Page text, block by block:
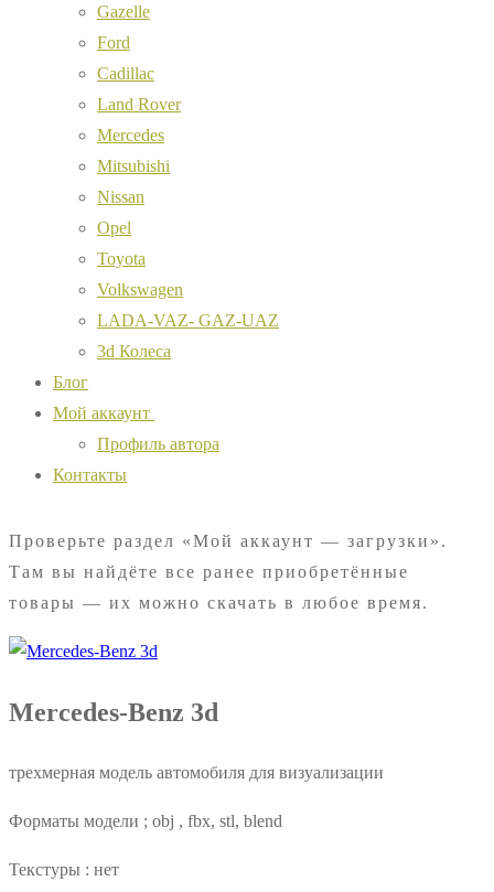
Gazelle
Ford
Cadillac
Land Rover
Mercedes
Mitsubishi
Nissan
Opel
Toyota
Volkswagen
LADA-VAZ- GAZ-UAZ
3d Колеса
Блог
Мой аккаунт
Профиль автора
Контакты
Проверьте раздел «Мой аккаунт — загрузки».
Там вы найдёте все ранее приобретённые
товары — их можно скачать в любое время.
Mercedes-Benz 3d
трехмерная модель автомобиля для визуализации
Форматы модели ; obj , fbx, stl, blend
Текстуры : нет